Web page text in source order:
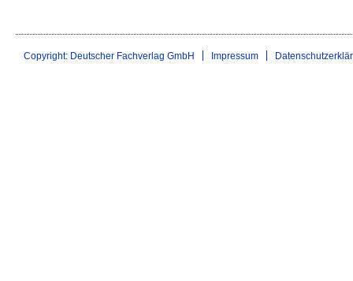
Copyright: Deutscher Fachverlag GmbH Impressum